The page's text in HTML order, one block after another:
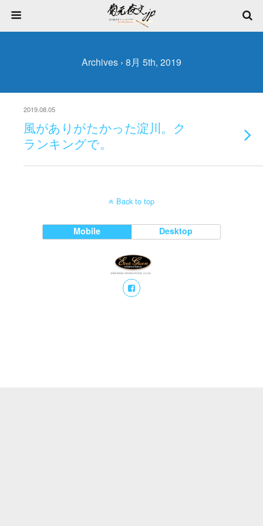
Archives › 8月 5th, 2019
2019.08.05
風がありがたかった淀川。ク
ランキングで。
Back to top
Mobile Desktop